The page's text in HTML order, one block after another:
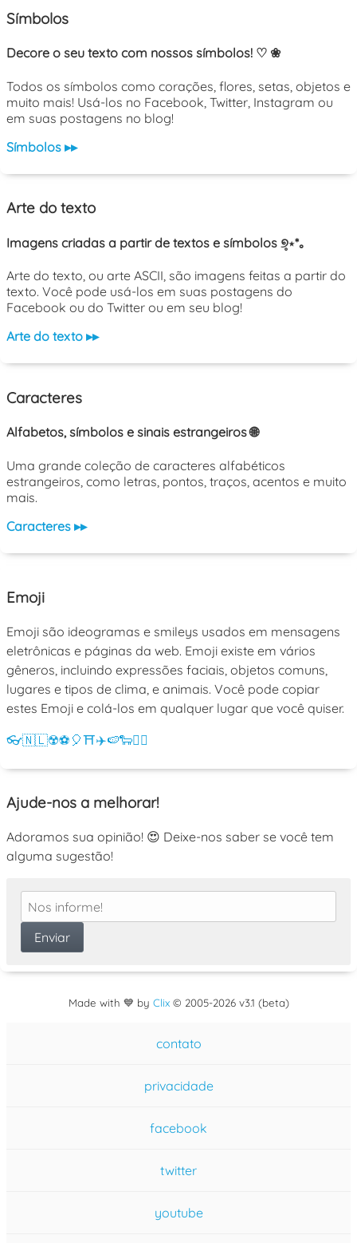
Símbolos
Decore o seu texto com nossos símbolos! ♡ ❀
Todos os símbolos como corações, flores, setas, objetos e
muito mais! Usá-los no Facebook, Twitter, Instagram ou
em suas postagens no blog!
Símbolos ▸▸
Arte do texto
Imagens criadas a partir de textos e símbolos ୭̥⋆*｡
Arte do texto, ou arte ASCII, são imagens feitas a partir do
texto. Você pode usá-los em suas postagens do
Facebook ou do Twitter ou em seu blog!
Arte do texto ▸▸
Caracteres
Alfabetos, símbolos e sinais estrangeiros 🌐
Uma grande coleção de caracteres alfabéticos
estrangeiros, como letras, pontos, traços, acentos e muito
mais.
Caracteres ▸▸
Emoji
Emoji são ideogramas e smileys usados em mensagens
eletrônicas e páginas da web. Emoji existe em vários
gêneros, incluindo expressões faciais, objetos comuns,
lugares e tipos de clima, e animais. Você pode copiar
estes Emoji e colá-los em qualquer lugar que você quiser.
👓🇳🇱☢️⚽ 🎈⛩️✈️🍉🐑💁‍♀️
Ajude-nos a melhorar!
Adoramos sua opinião! 😍 Deixe-nos saber se você tem
alguma sugestão!
Made with 💙 by Clix© 2005-2026 v3.1 (beta)
contato
privacidade
facebook
twitter
youtube